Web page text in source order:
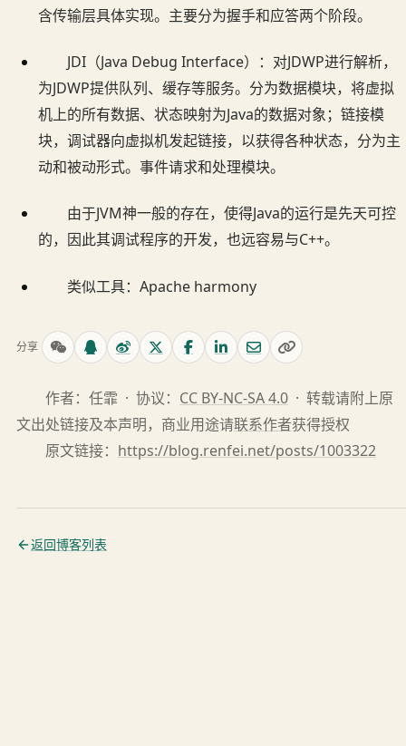
含传输层具体实现。主要分为握手和应答两个阶段。
JDI（Java Debug Interface）：对JDWP进行解析，
为JDWP提供队列、缓存等服务。分为数据模块，将虚拟
机上的所有数据、状态映射为Java的数据对象；链接模
块，调试器向虚拟机发起链接，以获得各种状态，分为主
动和被动形式。事件请求和处理模块。
由于JVM神一般的存在，使得Java的运行是先天可控
的，因此其调试程序的开发，也远容易与C++。
类似工具：Apache harmony
分享
作者：任霏 · 协议： CC BY-NC-SA 4.0· 转载请附上原
文出处链接及本声明，商业用途请联系作者获得授权
原文链接： https://blog.renfei.net/posts/1003322
返回博客列表